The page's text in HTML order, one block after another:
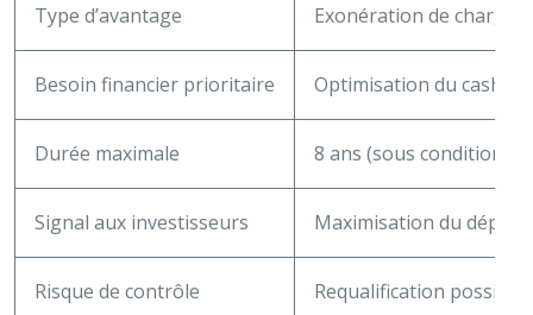
Type d’avantage Exonération de
Besoin financier prioritaire Optimisation du cash-
Durée maximale 8 ans (sous conditions
Signal aux investisseurs Maximisation du
Risque de contrôle Requalification